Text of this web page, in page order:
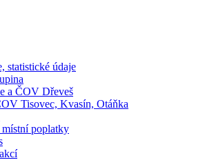
statistické údaje
a ČOV Dřeveš
Tisovec, Kvasín, Otáňka
poplatky